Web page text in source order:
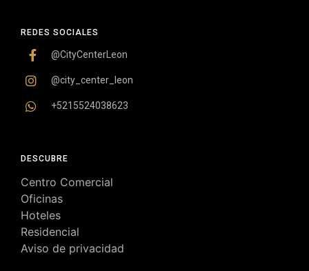
DESCUBRE
Centro Comercial
Oficinas
Hoteles
Residencial
Aviso de privacidad
REDES SOCIALES
@CityCenterLeon
@city_center_leon
+5215524038623